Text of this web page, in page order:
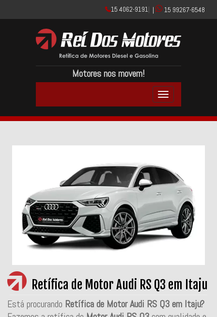
15 4062-9191| | 15 99267-6548
Motores nos movem!
Retífica de Motor Audi RS Q3 em Itaju
Está procurando Retífica de Motor Audi RS Q3 em Itaju?